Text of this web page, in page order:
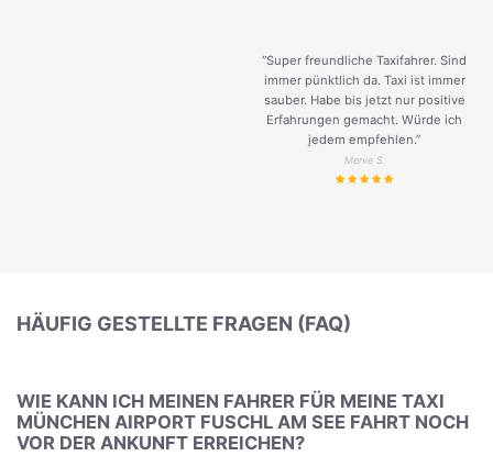
“Super freundliche Taxifahrer. Sind
immer pünktlich da. Taxi ist immer
sauber. Habe bis jetzt nur positive
Erfahrungen gemacht. Würde ich
jedem empfehlen.”
Merve S.
HÄUFIG GESTELLTE FRAGEN (FAQ)
WIE KANN ICH MEINEN FAHRER FÜR MEINE TAXI
MÜNCHEN AIRPORT FUSCHL AM SEE FAHRT NOCH
VOR DER ANKUNFT ERREICHEN?